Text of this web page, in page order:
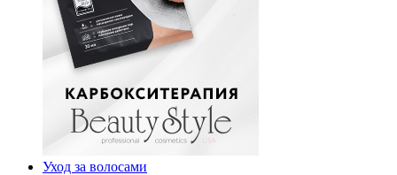
Уход за волосами